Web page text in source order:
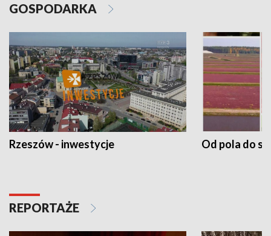
GOSPODARKA
Rzeszów - inwestycje Od pola do
REPORTAŻE